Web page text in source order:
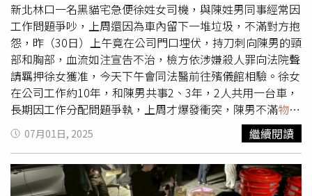
新北林口一名黑貓宅急便徐姓女司機，與陳姓男同事經常因
工作問題爭吵，上周還因為車內留下一堆垃圾，不滿對方抱
怨，昨（30日）上午竟在公司門口埋伏，持刀刺向陳男的頸
部和胸部，血流如注宣告不治，檢方依涉嫌殺人罪向法院聲
請羈押徐女獲准，今天下午會同法醫前往殯儀館相驗。徐女
在公司工作約10年，和陳男共事2、3年，2人共用一台車，
長期因工作分配問題爭執，上周才爆發衝突，陳男不滿物流
車 內一片狼藉，拍照PO到公司群組詢問「難道這些都要我
清？」但徐女僅回應「幫清謝謝」，雙方因而起口角，警方
研判可能持續激烈爭執。徐女疑似因此懷恨在心，昨天抵達
公司後潛伏在門口，等陳男到班後，隨即拿出預藏的折疊刀
刺向對方。警方獲報後到場，將陳男送醫，但仍因傷重不
07月01日, 2025 繼續閱讀